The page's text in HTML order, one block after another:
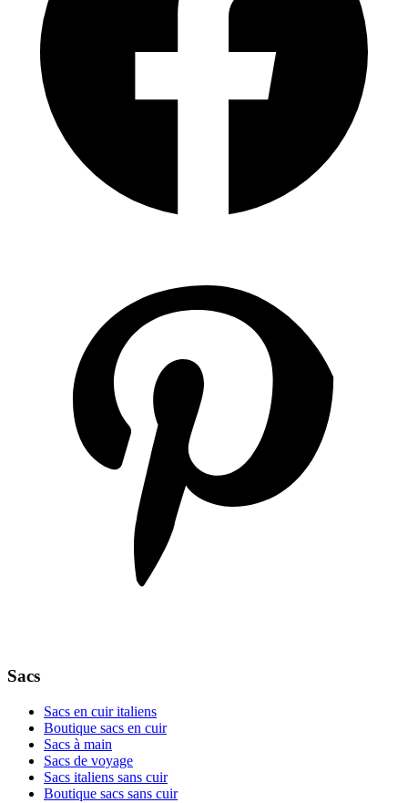
Sacs
Sacs en cuir italiens
Boutique sacs en cuir
Sacs à main
Sacs de voyage
Sacs italiens sans cuir
Boutique sacs sans cuir